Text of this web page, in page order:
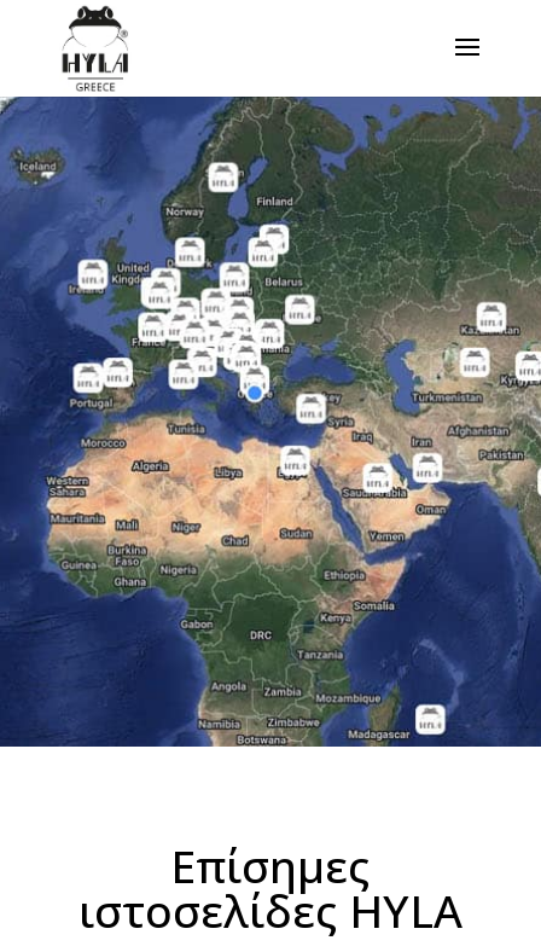
Επίσημες
ιστοσελίδες HYLA